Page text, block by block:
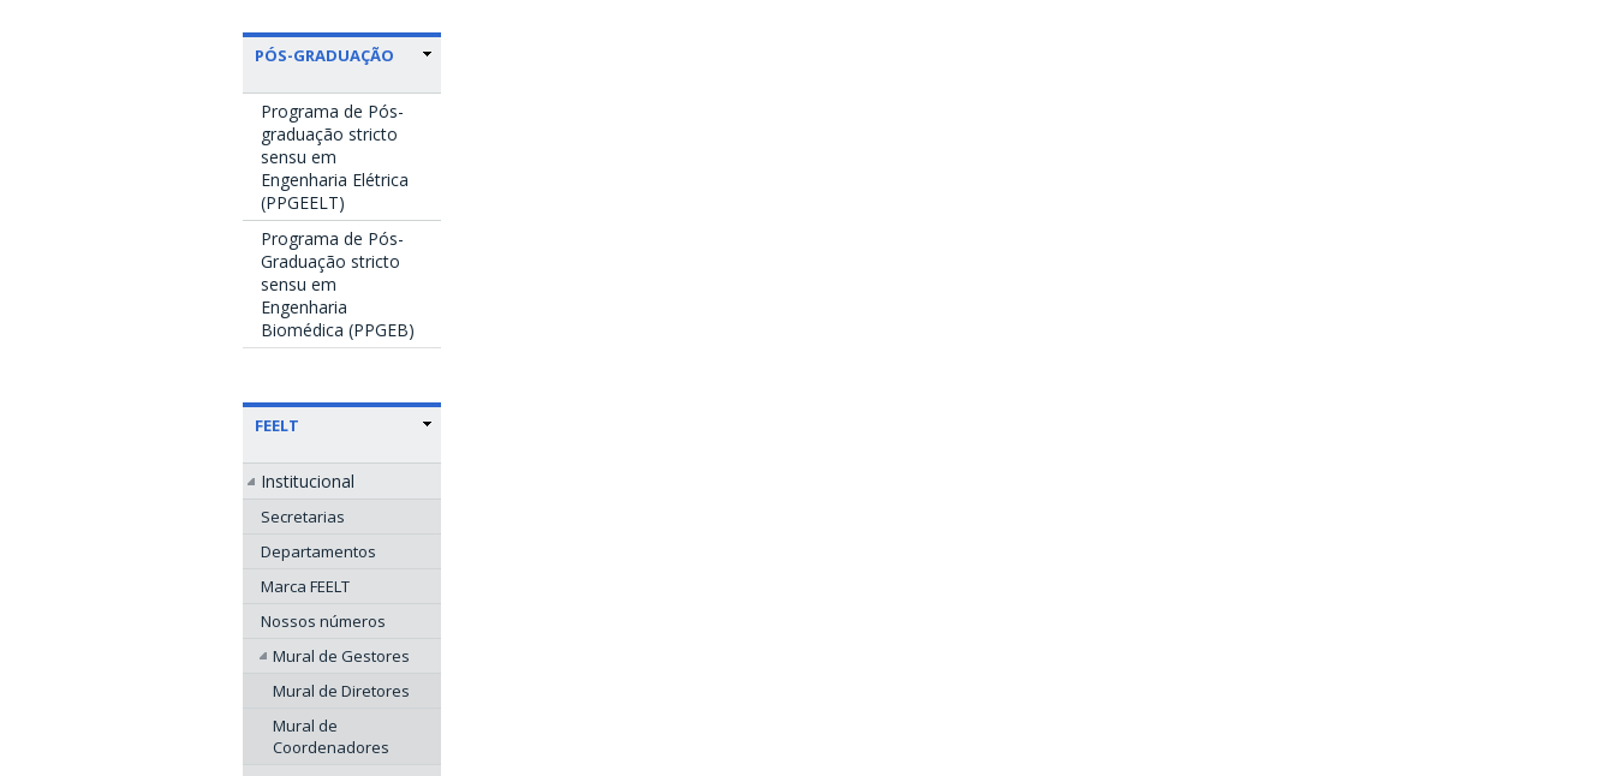
PÓS-GRADUAÇÃO
Programa de Pós-
graduação stricto
sensu em
Engenharia Elétrica
(PPGEELT)
Programa de Pós-
Graduação stricto
sensu em
Engenharia
Biomédica (PPGEB)
FEELT
Institucional
Secretarias
Departamentos
Marca FEELT
Nossos números
Mural de Gestores
Mural de Diretores
Mural de
Coordenadores